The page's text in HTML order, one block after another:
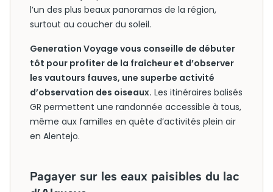
l’un des plus beaux panoramas de la région,
surtout au coucher du soleil.
Generation Voyage vous conseille de débuter
tôt pour profiter de la fraîcheur et d’observer
les vautours fauves, une superbe activité
d’observation des oiseaux. Les itinéraires balisés
GR permettent une randonnée accessible à tous,
même aux familles en quête d’activités plein air
en Alentejo.
Pagayer sur les eaux paisibles du lac